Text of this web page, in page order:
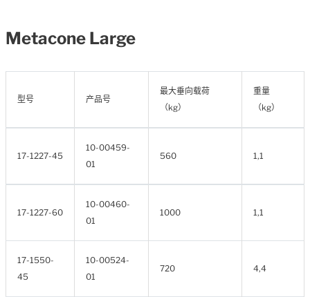
Metacone Large
型号 产品号
最大垂向载荷
（kg）
重量
（kg）
17-1227-45
10-00459-
01
560 1,1
17-1227-60
10-00460-
01
1000 1,1
17-1550-
45
10-00524-
01
720 4,4